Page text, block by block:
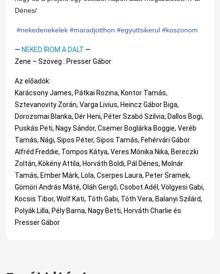
Dénes/
#nekedenekelek #maradjotthon #egyuttsikerul #koszonom
— NEKED ÍROM A DALT —
Zene – Szöveg : Presser Gábor
Az előadók:
Karácsony James, Pátkai Rozina, Kontor Tamás,
Sztevanovity Zorán, Varga Livius, Heincz Gábor Biga,
Dorozsmai Blanka, Dér Heni, Péter Szabó Szilvia, Dallos Bogi,
Puskás Peti, Nagy Sándor, Csemer Boglárka Boggie, Veréb
Tamás, Nági, Sipos Péter, Sipos Tamás, Fehérvári Gábor
Alfréd Freddie, Tompos Kátya, Veres Mónika Nika, Bereczki
Zoltán, Kökény Attila, Horváth Boldi, Pál Dénes, Molnár
Tamás, Ember Márk, Lola, Cserpes Laura, Peter Sramek,
Gömöri András Máté, Oláh Gergő, Csobot Adél, Völgyesi Gabi,
Kocsis Tibor, Wolf Kati, Tóth Gabi, Tóth Vera, Balanyi Szilárd,
Polyák Lilla, Pély Barna, Nagy Betti, Horváth Charlie és
Presser Gábor